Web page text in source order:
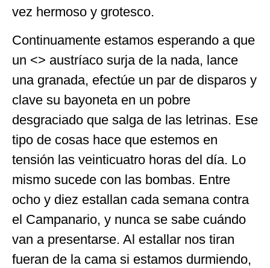
vez hermoso y grotesco.
Continuamente estamos esperando a que
un <> austríaco surja de la nada, lance
una granada, efectúe un par de disparos y
clave su bayoneta en un pobre
desgraciado que salga de las letrinas. Ese
tipo de cosas hace que estemos en
tensión las veinticuatro horas del día. Lo
mismo sucede con las bombas. Entre
ocho y diez estallan cada semana contra
el Campanario, y nunca se sabe cuándo
van a presentarse. Al estallar nos tiran
fueran de la cama si estamos durmiendo,